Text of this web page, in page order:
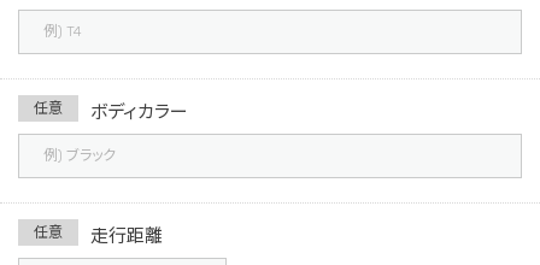
任意 ボディカラー
任意 走行距離